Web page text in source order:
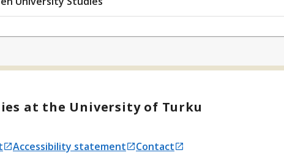
at the University of Turku
Accessibility statement
Opens in a new tab Contact
Opens in a new tab